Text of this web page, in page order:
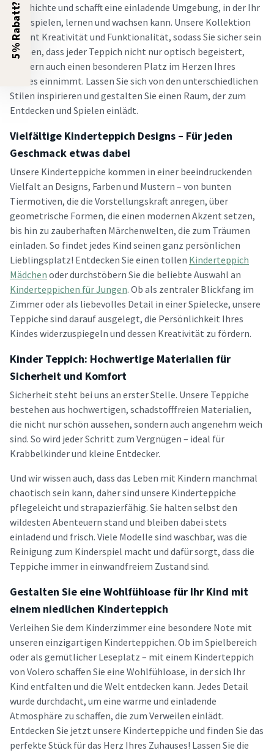
Geschichte und schafft eine einladende Umgebung, in der Ihr
Kind spielen, lernen und wachsen kann. Unsere Kollektion
vereint Kreativität und Funktionalität, sodass Sie sicher sein
können, dass jeder Teppich nicht nur optisch begeistert,
sondern auch einen besonderen Platz im Herzen Ihres
Kindes einnimmt. Lassen Sie sich von den unterschiedlichen
Stilen inspirieren und gestalten Sie einen Raum, der zum
Entdecken und Spielen einlädt.
Vielfältige Kinderteppich Designs – Für jeden
Geschmack etwas dabei
Unsere Kinderteppiche kommen in einer beeindruckenden
Vielfalt an Designs, Farben und Mustern – von bunten
Tiermotiven, die die Vorstellungskraft anregen, über
geometrische Formen, die einen modernen Akzent setzen,
bis hin zu zauberhaften Märchenwelten, die zum Träumen
einladen. So findet jedes Kind seinen ganz persönlichen
Lieblingsplatz! Entdecken Sie einen tollen Kinderteppich
Mädchen oder durchstöbern Sie die beliebte Auswahl an
Kinderteppichen für Jungen. Ob als zentraler Blickfang im
Zimmer oder als liebevolles Detail in einer Spielecke, unsere
Teppiche sind darauf ausgelegt, die Persönlichkeit Ihres
Kindes widerzuspiegeln und dessen Kreativität zu fördern.
Kinder Teppich: Hochwertige Materialien für
Sicherheit und Komfort
Sicherheit steht bei uns an erster Stelle. Unsere Teppiche
bestehen aus hochwertigen, schadstofffreien Materialien,
die nicht nur schön aussehen, sondern auch angenehm weich
sind. So wird jeder Schritt zum Vergnügen – ideal für
Krabbelkinder und kleine Entdecker.
Und wir wissen auch, dass das Leben mit Kindern manchmal
chaotisch sein kann, daher sind unsere Kinderteppiche
pflegeleicht und strapazierfähig. Sie halten selbst den
wildesten Abenteuern stand und bleiben dabei stets
einladend und frisch. Viele Modelle sind waschbar, was die
Reinigung zum Kinderspiel macht und dafür sorgt, dass die
Teppiche immer in einwandfreiem Zustand sind.
Gestalten Sie eine Wohlfühloase für Ihr Kind mit
einem niedlichen Kinderteppich
Verleihen Sie dem Kinderzimmer eine besondere Note mit
unseren einzigartigen Kinderteppichen. Ob im Spielbereich
oder als gemütlicher Leseplatz – mit einem Kinderteppich
von Volero schaffen Sie eine Wohlfühloase, in der sich Ihr
Kind entfalten und die Welt entdecken kann. Jedes Detail
wurde durchdacht, um eine warme und einladende
Atmosphäre zu schaffen, die zum Verweilen einlädt.
Entdecken Sie jetzt unsere Kinderteppiche und finden Sie das
perfekte Stück für das Herz Ihres Zuhauses! Lassen Sie die
5% Rabatt?